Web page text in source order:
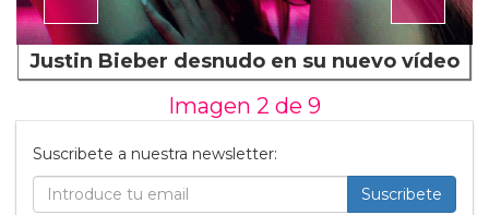
Justin Bieber desnudo en su nuevo vídeo
Imagen 2 de 9
Suscribete a nuestra newsletter:
Suscribete